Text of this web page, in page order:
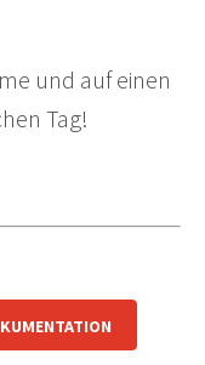
und auf einen
Tag!